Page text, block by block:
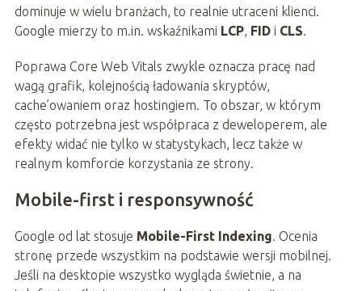
dominuje w wielu branżach, to realnie utraceni klienci.
Google mierzy to m.in. wskaźnikami LCP, FIDi CLS.
Poprawa Core Web Vitals zwykle oznacza pracę nad
wagą grafik, kolejnością ładowania skryptów,
cache’owaniem oraz hostingiem. To obszar, w którym
często potrzebna jest współpraca z deweloperem, ale
efekty widać nie tylko w statystykach, lecz także w
realnym komforcie korzystania ze strony.
Mobile-first i responsywność
Google od lat stosuje Mobile-First Indexing. Ocenia
stronę przede wszystkim na podstawie wersji mobilnej.
Jeśli na desktopie wszystko wygląda świetnie, a na